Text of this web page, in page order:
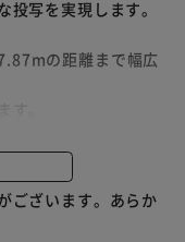
写を実現します。
の距離まで幅広
ます。
ございます。あらか